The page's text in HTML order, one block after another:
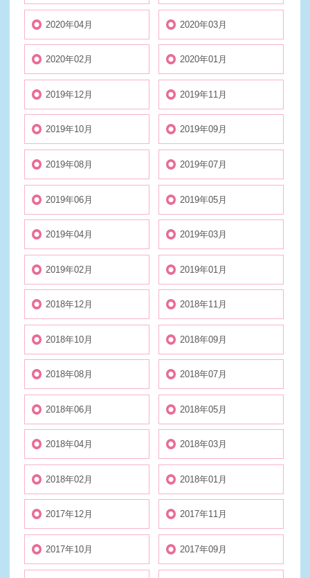
2020年04月 2020年03月
2020年02月 2020年01月
2019年12月 2019年11月
2019年10月 2019年09月
2019年08月 2019年07月
2019年06月 2019年05月
2019年04月 2019年03月
2019年02月 2019年01月
2018年12月 2018年11月
2018年10月 2018年09月
2018年08月 2018年07月
2018年06月 2018年05月
2018年04月 2018年03月
2018年02月 2018年01月
2017年12月 2017年11月
2017年10月 2017年09月